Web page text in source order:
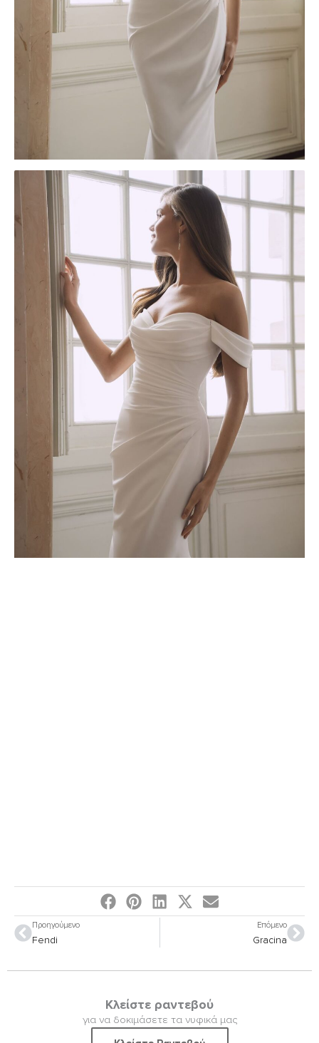
PrevΠροηγούμενο
Fendi
Επόμενο
Gracina
Κλείστε ραντεβού
για να δοκιμάσετε τα νυφικά μας